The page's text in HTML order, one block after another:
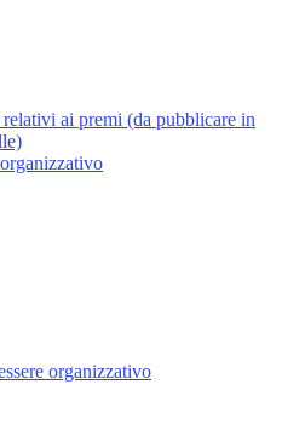
ai premi (da pubblicare in
organizzativo